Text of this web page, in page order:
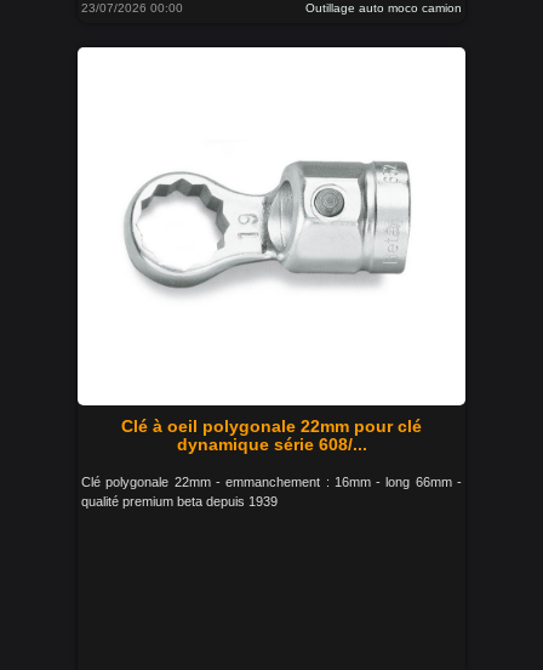
23/07/2026 00:00 Outillage auto moco camion
Clé à oeil polygonale 22mm pour clé
dynamique série 608/...
Clé polygonale 22mm - emmanchement : 16mm - long 66mm -
qualité premium beta depuis 1939